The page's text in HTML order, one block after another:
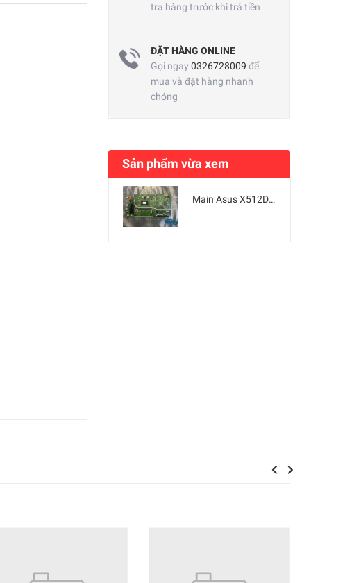
tra hàng trước khi trả tiền
ĐẶT HÀNG ONLINE
Gọi ngay 0326728009 để
mua và đặt hàng nhanh
chóng
Sản phẩm vừa xem
Main Asus X512DA F512DA X512DK AMD Ryzen 7 3700U
Previous
Next